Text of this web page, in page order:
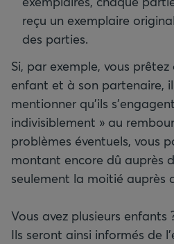
reçu un exemplaire
des parties.
Si, par exemple, vous
enfant et à son partenaire,
mentionner qu’ils
indivisiblement » au
problèmes éventuels, vous
montant encore dû auprès
seulement la moitié auprès
Vous avez plusieurs enfants
Ils seront ainsi informés de